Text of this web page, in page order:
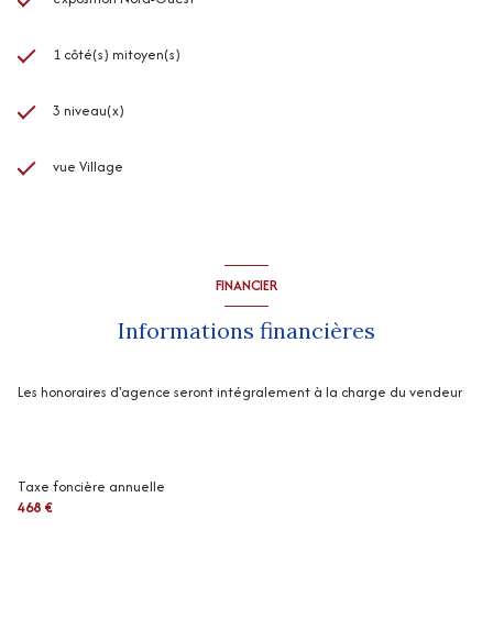
1 côté(s) mitoyen(s)
3 niveau(x)
vue Village
FINANCIER
Informations financières
Les honoraires d'agence seront intégralement à la charge du vendeur
Taxe foncière annuelle
468 €